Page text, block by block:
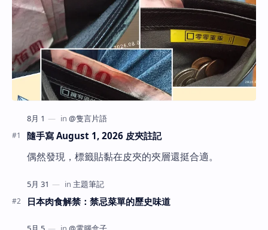
隨手寫 August 1, 2026 皮夾註記
偶然發現，標籤貼黏在皮夾的夾層還挺合適。
日本肉食解禁：禁忌菜單的歷史味道